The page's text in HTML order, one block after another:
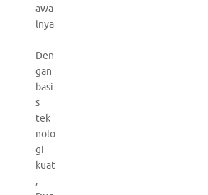
awa
lnya
.
Den
gan
basi
s
tek
nolo
gi
kuat
,